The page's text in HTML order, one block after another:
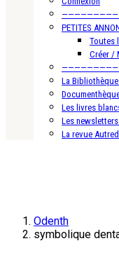
PETITES
Toutes
Créer /
La
Les livres
Les newsletters
La revue
Odenth
symbolique